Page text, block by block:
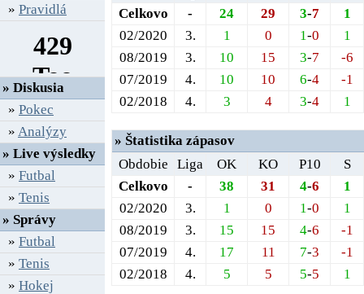
» Pravidlá
» Diskusia
» Pokec
» Analýzy
» Live výsledky
» Futbal
» Tenis
» Správy
» Futbal
» Tenis
» Hokej
Celkovo
- 24 29 3-7
1
02/2020
3. 1 0 1-0
1
08/2019
3. 10 15 3-7
-6
07/2019
4. 10 10 6-4
-1
02/2018
4. 3 4 3-4 1
» Štatistika zápasov
Obdobie
Liga OK KO P10
S
Celkovo
- 38 31 4-6
1
02/2020
3. 1 0 1-0
1
08/2019
3. 15 15 4-6
-1
07/2019
4. 17 11 7-3
-1
02/2018
4. 5 5 5-5 1